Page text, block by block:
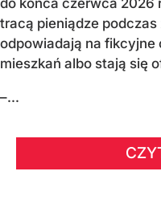
tracą pieniądze
odpowiadają na
mieszkań albo stają się
–...